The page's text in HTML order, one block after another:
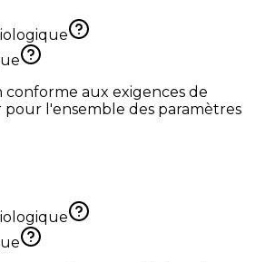
conforme aux exigences de
l'ensemble des paramètres